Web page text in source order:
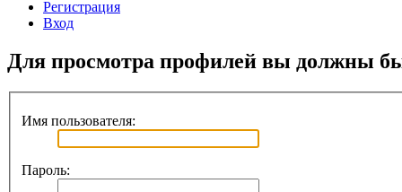
Регистрация
Вход
Для просмотра профилей вы должны
Имя пользователя:
Пароль: